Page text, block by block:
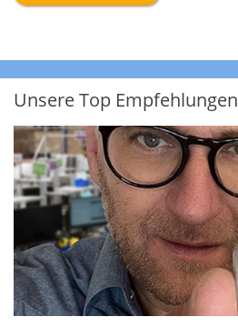
Unsere Top Empfehlungen